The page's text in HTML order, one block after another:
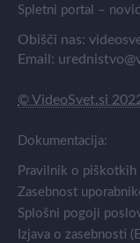
Spletni portal –
Obišči nas:
Email:
© VideoSvet.si
Dokumentacija:
Pravilnik o piškotkih
Zasebnost
Splošni pogoji
Izjava o zasebnosti